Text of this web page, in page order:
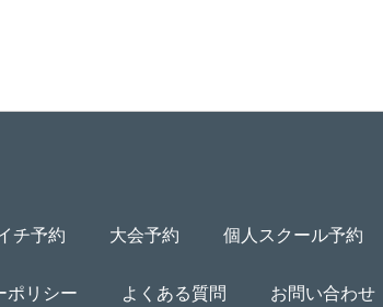
チ予約 大会予約 個人スクール予約
ポリシー よくある質問 お問い合わせ